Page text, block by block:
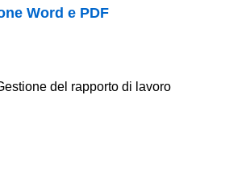
Word e PDF
del rapporto di lavoro